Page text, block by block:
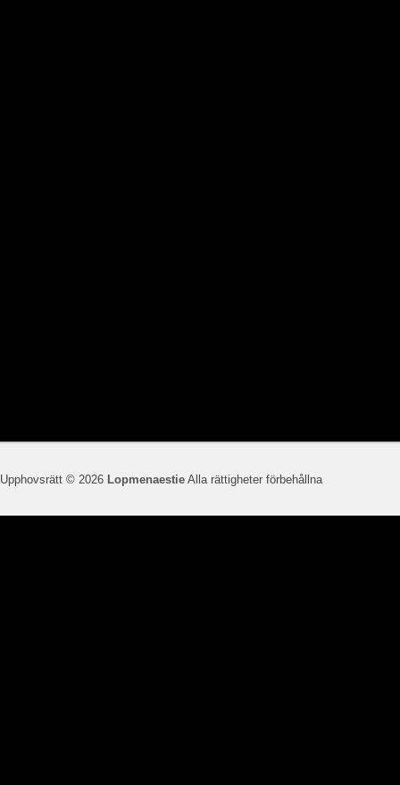
Upphovsrätt © 2026 Lopmenaestie Alla rättigheter förbehållna